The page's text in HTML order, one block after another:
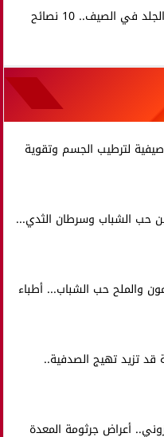
احذر التهابات الجلد في الصيف.. 10 نصائح
لترطيب الجسم وتقوية
حب الشباب وسرطان الثدي...
والملح حب الشباب... أطباء
قد تزيد تهيج الصدفية..
أعراض جرثومة المعدة